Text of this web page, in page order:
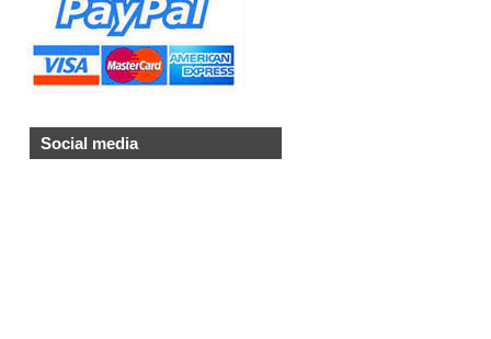
Social media